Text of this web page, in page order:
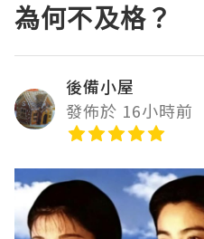
為何不及格？
後備小屋
發佈於 16小時前